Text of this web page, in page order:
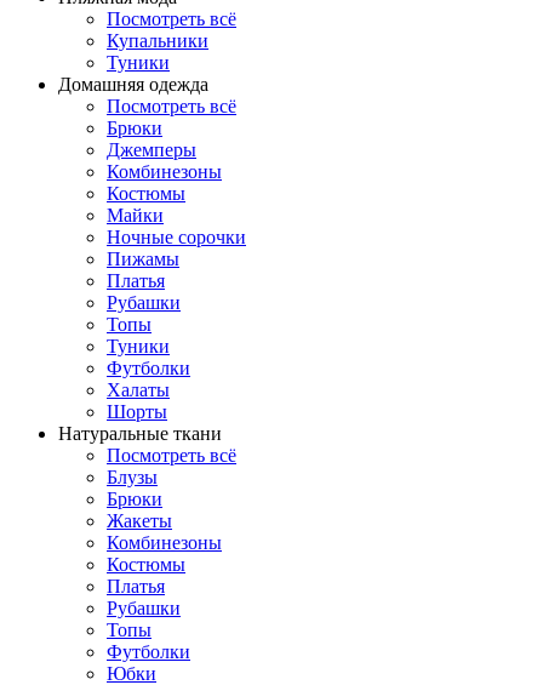
Посмотреть всё
Купальники
Туники
Домашняя одежда
Посмотреть всё
Брюки
Джемперы
Комбинезоны
Костюмы
Майки
Ночные сорочки
Пижамы
Платья
Рубашки
Топы
Туники
Футболки
Халаты
Шорты
Натуральные ткани
Посмотреть всё
Блузы
Брюки
Жакеты
Комбинезоны
Костюмы
Платья
Рубашки
Топы
Футболки
Юбки